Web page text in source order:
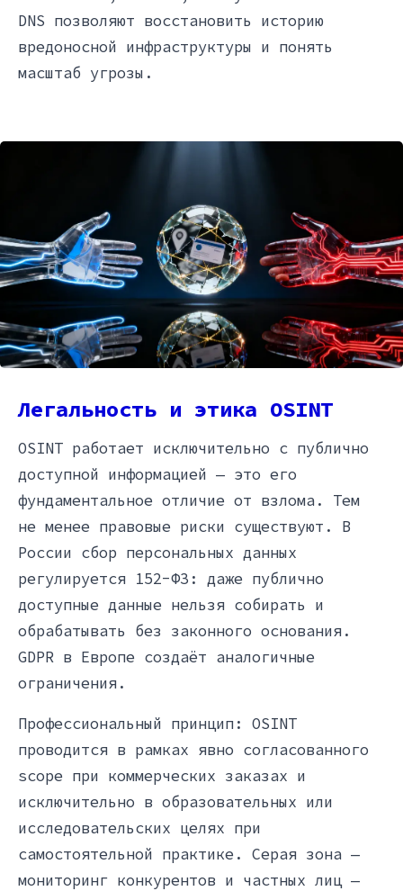
DNS позволяют восстановить историю
вредоносной инфраструктуры и понять
масштаб угрозы.
Легальность и этика OSINT
OSINT работает исключительно с публично
доступной информацией — это его
фундаментальное отличие от взлома. Тем
не менее правовые риски существуют. В
России сбор персональных данных
регулируется 152-ФЗ: даже публично
доступные данные нельзя собирать и
обрабатывать без законного основания.
GDPR в Европе создаёт аналогичные
ограничения.
Профессиональный принцип: OSINT
проводится в рамках явно согласованного
scope при коммерческих заказах и
исключительно в образовательных или
исследовательских целях при
самостоятельной практике. Серая зона —
мониторинг конкурентов и частных лиц —